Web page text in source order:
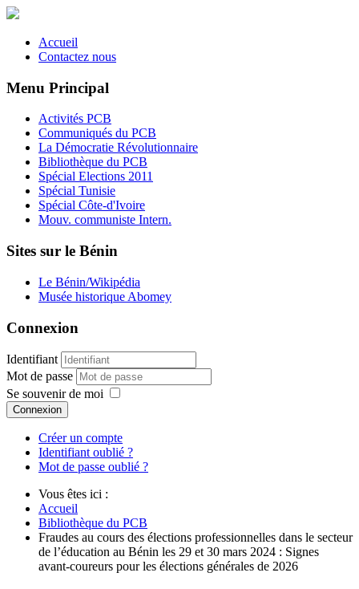
Accueil
Contactez nous
Menu Principal
Activités PCB
Communiqués du PCB
La Démocratie Révolutionnaire
Bibliothèque du PCB
Spécial Elections 2011
Spécial Tunisie
Spécial Côte-d'Ivoire
Mouv. communiste Intern.
Sites sur le Bénin
Le Bénin/Wikipédia
Musée historique Abomey
Connexion
Identifiant
Mot de passe
Se souvenir de moi
Connexion
Créer un compte
Identifiant oublié ?
Mot de passe oublié ?
Vous êtes ici :
Accueil
Bibliothèque du PCB
Fraudes au cours des élections professionnelles dans le secteur
de l’éducation au Bénin les 29 et 30 mars 2024 : Signes
avant-coureurs pour les élections générales de 2026